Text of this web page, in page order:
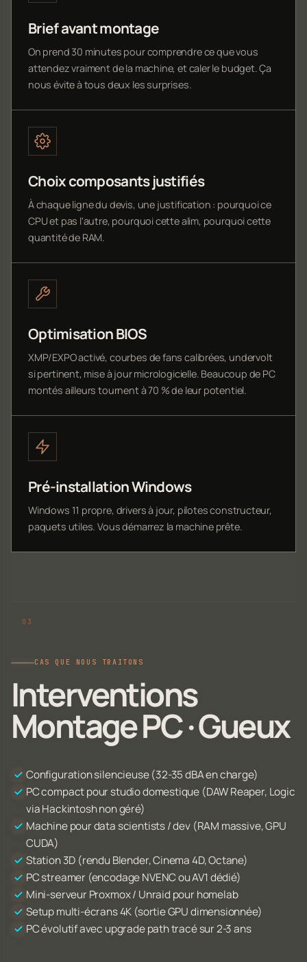
Brief avant montage
On prend 30 minutes pour comprendre ce que vous
attendez vraiment de la machine, et caler le budget. Ça
nous évite à tous deux les surprises.
Choix composants justifiés
À chaque ligne du devis, une justification : pourquoi ce
CPU et pas l'autre, pourquoi cette alim, pourquoi cette
quantité de RAM.
Optimisation BIOS
XMP/EXPO activé, courbes de fans calibrées, undervolt
si pertinent, mise à jour micrologicielle. Beaucoup de PC
montés ailleurs tournent à 70 % de leur potentiel.
Pré-installation Windows
Windows 11 propre, drivers à jour, pilotes constructeur,
paquets utiles. Vous démarrez la machine prête.
CAS QUE NOUS TRAITONS
Interventions
Montage PC · Gueux
Configuration silencieuse (32-35 dBA en charge)
PC compact pour studio domestique (DAW Reaper, Logic
via Hackintosh non géré)
Machine pour data scientists / dev (RAM massive, GPU
CUDA)
Station 3D (rendu Blender, Cinema 4D, Octane)
PC streamer (encodage NVENC ou AV1 dédié)
Mini-serveur Proxmox / Unraid pour homelab
Setup multi-écrans 4K (sortie GPU dimensionnée)
PC évolutif avec upgrade path tracé sur 2-3 ans